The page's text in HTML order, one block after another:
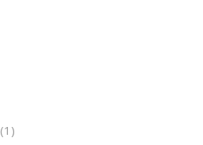
(1)